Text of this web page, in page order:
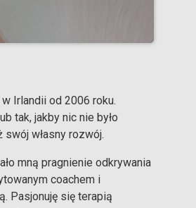
i wewnętrznej siły.
Dołącz […]
Irlandii od 2006 roku.
tak, jakby nic nie było
własny rozwój.
mną pragnienie odkrywania
coachem i
Pasjonuję się terapią